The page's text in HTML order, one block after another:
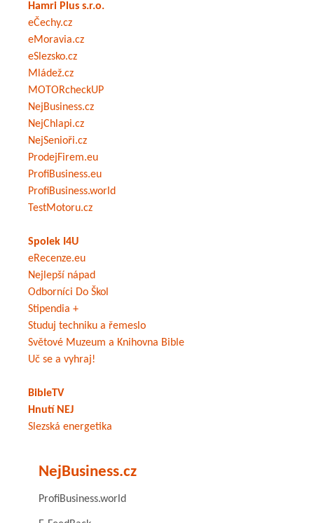
Hamri Plus s.r.o.
eČechy.cz
eMoravia.cz
eSlezsko.cz
Mládež.cz
MOTORcheckUP
NejBusiness.cz
NejChlapi.cz
NejSenioři.cz
ProdejFirem.eu
ProfiBusiness.eu
ProfiBusiness.world
TestMotoru.cz
Spolek I4U
eRecenze.eu
Nejlepší nápad
Odborníci Do Škol
Stipendia +
Studuj techniku a řemeslo
Světové Muzeum a Knihovna Bible
Uč se a vyhraj!
BibleTV
Hnutí NEJ
Slezská energetika
NejBusiness.cz
ProfiBusiness.world